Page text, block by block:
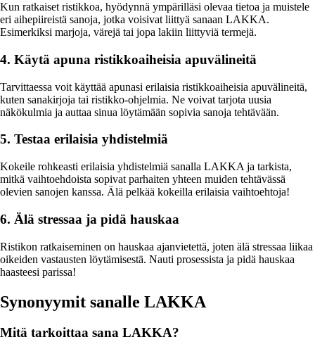
Kun ratkaiset ristikkoa, hyödynnä ympärilläsi olevaa tietoa ja muistele
eri aihepiireistä sanoja, jotka voisivat liittyä sanaan LAKKA.
Esimerkiksi marjoja, värejä tai jopa lakiin liittyviä termejä.
4. Käytä apuna ristikkoaiheisia apuvälineitä
Tarvittaessa voit käyttää apunasi erilaisia ristikkoaiheisia apuvälineitä,
kuten sanakirjoja tai ristikko-ohjelmia. Ne voivat tarjota uusia
näkökulmia ja auttaa sinua löytämään sopivia sanoja tehtävään.
5. Testaa erilaisia yhdistelmiä
Kokeile rohkeasti erilaisia yhdistelmiä sanalla LAKKA ja tarkista,
mitkä vaihtoehdoista sopivat parhaiten yhteen muiden tehtävässä
olevien sanojen kanssa. Älä pelkää kokeilla erilaisia vaihtoehtoja!
6. Älä stressaa ja pidä hauskaa
Ristikon ratkaiseminen on hauskaa ajanvietettä, joten älä stressaa liikaa
oikeiden vastausten löytämisestä. Nauti prosessista ja pidä hauskaa
haasteesi parissa!
Synonyymit sanalle LAKKA
Mitä tarkoittaa sana LAKKA?